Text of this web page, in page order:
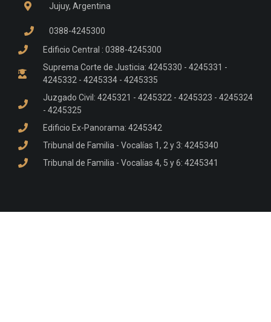
Jujuy, Argentina
0388-4245300
Edificio Central : 0388-4245300
Suprema Corte de Justicia: 4245330 - 4245331 -
4245332 - 4245334 - 4245335
Juzgado Civil: 4245321 - 4245322 - 4245323 - 4245324
- 4245325
Edificio Ex-Panorama: 4245342
Tribunal de Familia - Vocalías 1, 2 y 3: 4245340
Tribunal de Familia - Vocalías 4, 5 y 6: 4245341